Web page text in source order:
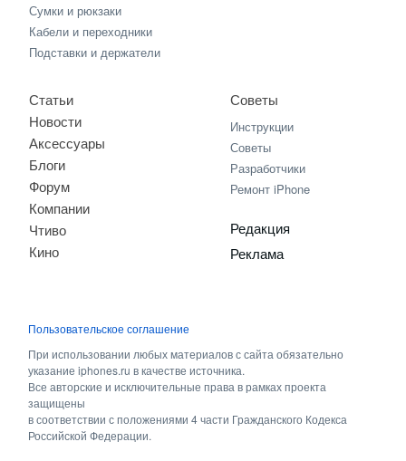
Сумки и рюкзаки
Кабели и переходники
Подставки и держатели
Статьи
Новости
Аксессуары
Блоги
Форум
Компании
Чтиво
Кино
Советы
Инструкции
Советы
Разработчики
Ремонт iPhone
Редакция
Реклама
Пользовательское соглашение
При использовании любых материалов с сайта обязательно
указание iphones.ru в качестве источника.
Все авторские и исключительные права в рамках проекта
защищены
в соответствии с положениями 4 части Гражданского Кодекса
Российской Федерации.